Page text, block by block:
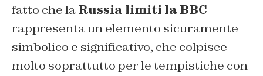
fatto che laRussia limiti la BBC
rappresenta un elemento sicuramente
simbolico e significativo, che colpisce
molto soprattutto per le tempistiche con